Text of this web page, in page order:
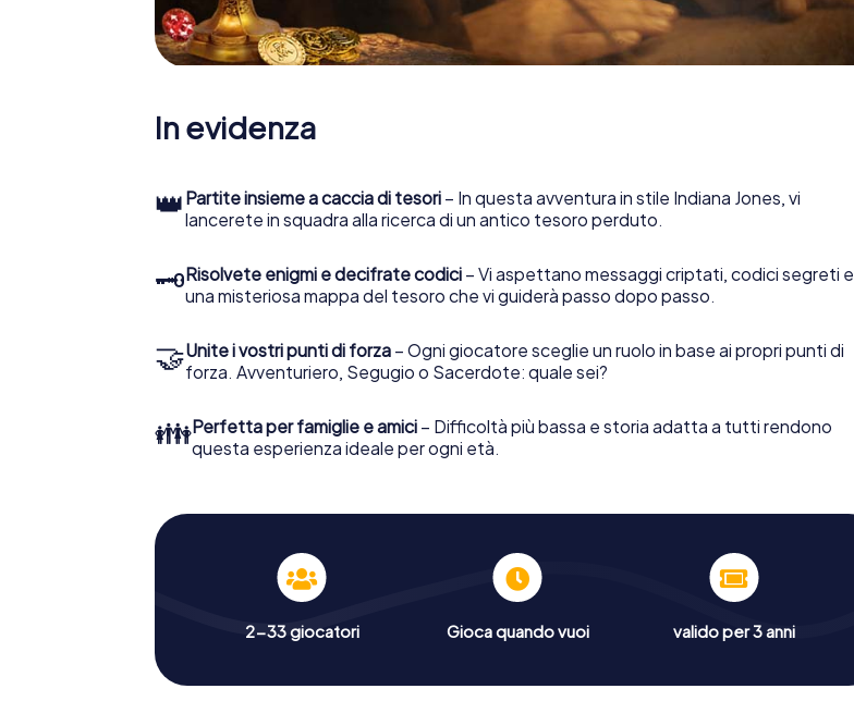
In evidenza
👑 Partite insieme a caccia di tesori – In questa avventura in stile Indiana Jones, vi
lancerete in squadra alla ricerca di un antico tesoro perduto.
🗝Risolvete enigmi e decifrate codici – Vi aspettano messaggi criptati, codici segreti e
una misteriosa mappa del tesoro che vi guiderà passo dopo passo.
🤝Unite i vostri punti di forza – Ogni giocatore sceglie un ruolo in base ai propri punti di
forza. Avventuriero, Segugio o Sacerdote: quale sei?
👪Perfetta per famiglie e amici – Difficoltà più bassa e storia adatta a tutti rendono
questa esperienza ideale per ogni età.
2-33 giocatori Gioca quando vuoi valido per 3 anni